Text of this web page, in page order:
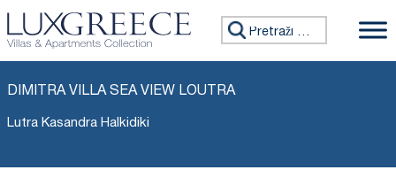
Tražiti:
DIMITRA VILLA SEA VIEW LOUTRA
Lutra Kasandra Halkidiki